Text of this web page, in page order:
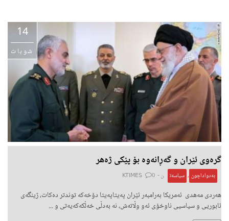
14
شوبات
گرەوی ئێران و گەڕانەوە بۆ پێکی ژەهر
بەدواداچون , سیاسەت ن - KTIMES 0
هەردی مەهدی ئەمریکا بەرامبەر ئێران پەیتاپەیتا دۆخەکە توندتر دەکات، ژینگەی
ئابوریی و سیاسیی ناوخۆی ئەو وڵاتەش، نە بەدڵی خەڵکەکەیەتی و ...